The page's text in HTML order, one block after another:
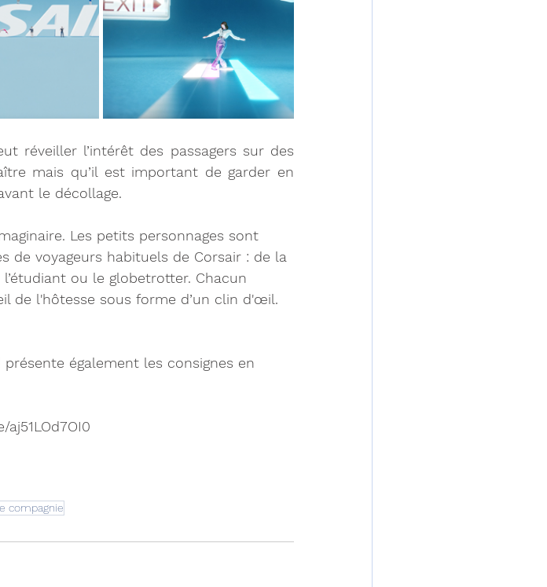
réveiller l’intérêt des passagers sur des
mais qu’il est important de garder en
le décollage.
Les petits personnages sont
de voyageurs habituels de Corsair : de la
ou le globetrotter. Chacun
de l'hôtesse sous forme d’un clin d'œil.
également les consignes en
compagnie